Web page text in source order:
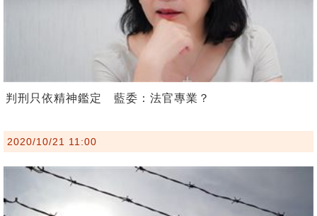
判刑只依精神鑑定 藍委：法官專業？
2020/10/21 11:00